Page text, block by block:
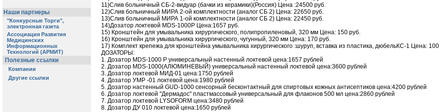
11)Слив больничный СБ-2-видуар (бачки из керамики)(Россия) Цена :24500 руб.
12)Слив больничный МИРА 2-ой комплектности (аналог СБ 2) Цена: 22650 руб.
13)Слив больничный МИРА 1-ой комплектности (аналог СБ 2) Цена: 22450 руб.
14)Дозатор локтевой MDS-1000P Цена:1657 руб.
15) Кронштейн для умывальника хирургического, полипропиленовый, 320 мм Цена: 150 руб.
16) Кронштейн для умывальника хирургического, чугунный, 320 мм Цена: 170 руб.
17) Комплект крепежа для кронштейна умывальника хирургического :шуруп, вставка из пластика, дюбельКС-1 Цена: 100
ДОЗАТОРЫ:
1. Дозатор MDS-1000 P универсальный настенный локтевой цена:1657 рублей
2. Дозатор MDS-1000(АЛЮМИНЕВЫЙ) универсальный настенный локтевой цена:3600 рублей
3. Дозатор локтевой МИД-01 цена:1750 рублей
4. Дозатор УМР -01 локтевой цена:1980 рублей
5. Дозатор настенный GUD-1000 сенсорный бесконтактный для спиртовых кожных антисептиков цена:4200 рублей
6. Дозатор локтевой "Дермадос" пластмассовый универсальный для флаконов 500 мл цена:2860 рублей
7. Дозатор локтевой LYSOFORM цена:3480 рублей
8. Дозатор ДУ 010 локтевой цена:1650 рублей